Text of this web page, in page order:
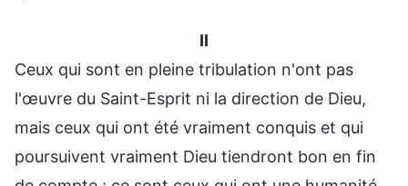
II
Ceux qui sont en pleine tribulation n'ont pas
l'œuvre du Saint-Esprit ni la direction de Dieu,
mais ceux qui ont été vraiment conquis et qui
poursuivent vraiment Dieu tiendront bon en fin